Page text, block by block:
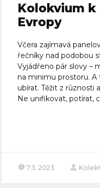
Kolokvium
Evropy
Včera zajímavá
řečníky nad podobou
Vyjádřeno pár slovy –
na minimu prostoru.
ubírat. Těžit z různosti
Ne unifikovat, potírat,
7.3. 2023